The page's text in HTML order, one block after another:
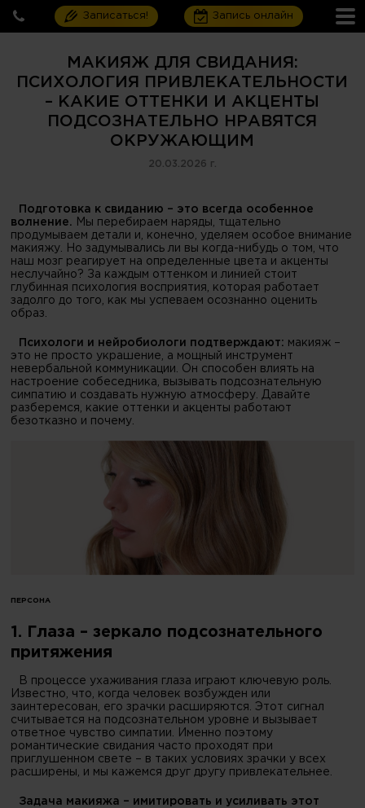
Записаться! Запись онлайн
МАКИЯЖ ДЛЯ СВИДАНИЯ:
ПСИХОЛОГИЯ ПРИВЛЕКАТЕЛЬНОСТИ
– КАКИЕ ОТТЕНКИ И АКЦЕНТЫ
ПОДСОЗНАТЕЛЬНО НРАВЯТСЯ
ОКРУЖАЮЩИМ
20.03.2026 г.
Подготовка к свиданию – это всегда особенное
волнение.
Мы перебираем наряды, тщательно
продумываем детали и, конечно, уделяем особое внимание
макияжу. Но задумывались ли вы когда-нибудь о том, что
наш мозг реагирует на определенные цвета и акценты
неслучайно? За каждым оттенком и линией стоит
глубинная психология восприятия, которая работает
задолго до того, как мы успеваем осознанно оценить
образ.
Психологи и нейробиологи подтверждают: макияж –
это не просто украшение, а мощный инструмент
невербальной коммуникации. Он способен влиять на
настроение собеседника, вызывать подсознательную
симпатию и создавать нужную атмосферу. Давайте
разберемся, какие оттенки и акценты работают
безотказно и почему.
ПЕРСОНА
1. Глаза – зеркало подсознательного
притяжения
В процессе ухаживания глаза играют ключевую роль.
Известно, что, когда человек возбужден или
заинтересован, его зрачки расширяются. Этот сигнал
считывается на подсознательном уровне и вызывает
ответное чувство симпатии. Именно поэтому
романтические свидания часто проходят при
приглушенном свете – в таких условиях зрачки у всех
расширены, и мы кажемся друг другу привлекательнее.
Задача макияжа – имитировать и усиливать этот